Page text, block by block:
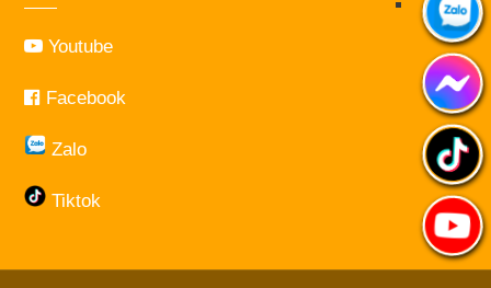
Youtube
Facebook
Zalo
Tiktok